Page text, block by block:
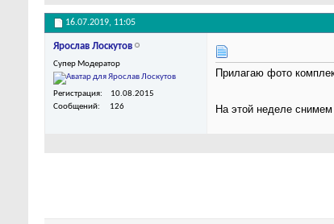
16.07.2019, 11:05
Ярослав Лоскутов
Супер Модератор
Регистрация
10.08.2015
Сообщений
126
Прилагаю фото
На этой неделе